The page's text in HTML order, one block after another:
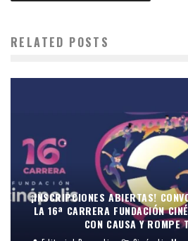
RELATED POSTS
¡INSCRIPCIONES ABIERTAS!
LA 16ª CARRERA FUNDACIÓN
CON CAUSA Y ROMPE